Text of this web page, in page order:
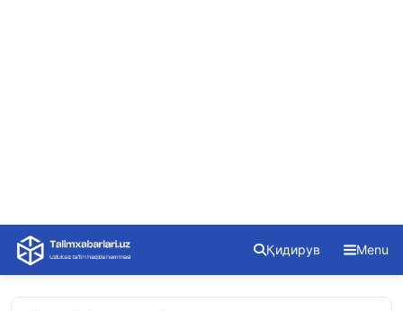
Skip
content
Қидирув Menu